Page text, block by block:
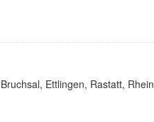
Ettlingen, Rastatt,